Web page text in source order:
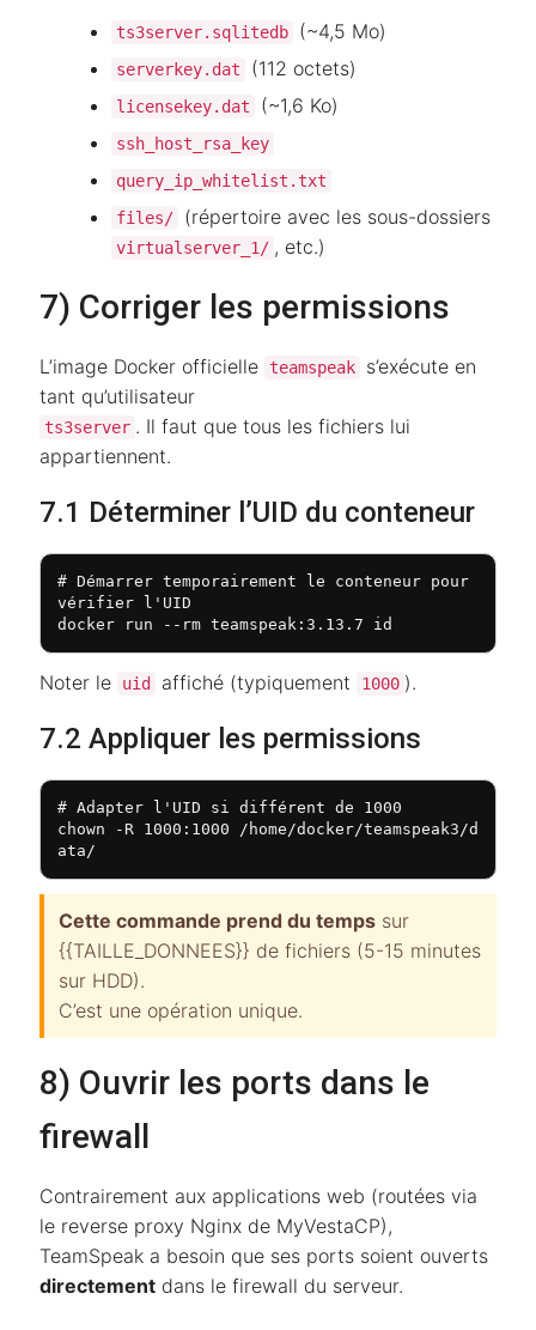
ts3server.sqlitedb (~4,5 Mo)
serverkey.dat (112 octets)
licensekey.dat (~1,6 Ko)
ssh_host_rsa_key
query_ip_whitelist.txt
files/
(répertoire avec les sous-dossiers
virtualserver_1/ , etc.)
7) Corriger les permissions
L’image Docker officielle teamspeak
s’exécute en
tant qu’utilisateur
ts3server . Il faut que tous les fichiers lui
appartiennent.
7.1 Déterminer l’UID du conteneur
# Démarrer temporairement le conteneur pour
vérifier l'UID
docker run --rm teamspeak:3.13.7 id
Noter le uid affiché (typiquement 1000 ).
7.2 Appliquer les permissions
# Adapter l'UID si différent de 1000
chown -R 1000:1000 /home/docker/teamspeak3/d
ata/
Cette commande prend du temps sur
{{TAILLE_DONNEES}} de fichiers (5-15 minutes
sur HDD).
C’est une opération unique.
8) Ouvrir les ports dans le
firewall
Contrairement aux applications web (routées via
le reverse proxy Nginx de MyVestaCP),
TeamSpeak a besoin que ses ports soient ouverts
directement dans le firewall du serveur.